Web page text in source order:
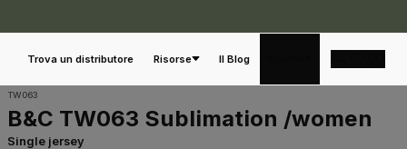
Trova un distributore Risorse Il Blog
TW063
B&C TW063 Sublimation /women
Single jersey